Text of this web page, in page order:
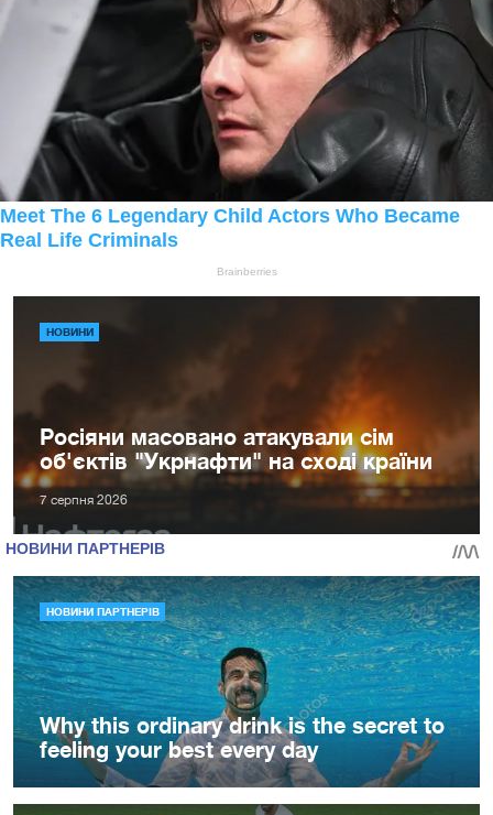
НОВИНИ
Росіяни масовано атакували сім
об'єктів "Укрнафти" на сході країни
7 серпня 2026